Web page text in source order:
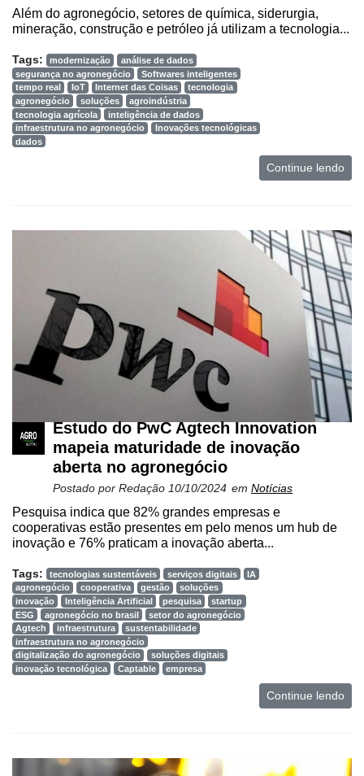
Além do agronegócio, setores de química, siderurgia,
mineração, construção e petróleo já utilizam a tecnologia...
Tags: modernização
análise de dados
segurança no agronegócio
Softwares inteligentes
tempo real
IoT Internet das Coisas
tecnologia
agronegócio
soluções
agroindústria
tecnologia agrícola
inteligência de dados
infraestrutura no agronegócio
Inovações tecnológicas
dados
Continue lendo
Estudo do PwC Agtech Innovation
mapeia maturidade de inovação
aberta no agronegócio
Postado por Redação 10/10/2024 em Notícias
Pesquisa indica que 82% grandes empresas e
cooperativas estão presentes em pelo menos um hub de
inovação e 76% praticam a inovação aberta...
Tags: tecnologias sustentáveis serviços digitais
IA
agronegócio
cooperativa gestão
soluções
inovação
Inteligência Artificial pesquisa
startup
ESG
agronegócio no brasil
setor do agronegócio
Agtech
infraestrutura
sustentabilidade
infraestrutura no agronegócio
digitalização do agronegócio
soluções digitais
inovação tecnológica
Captable empresa
Continue lendo